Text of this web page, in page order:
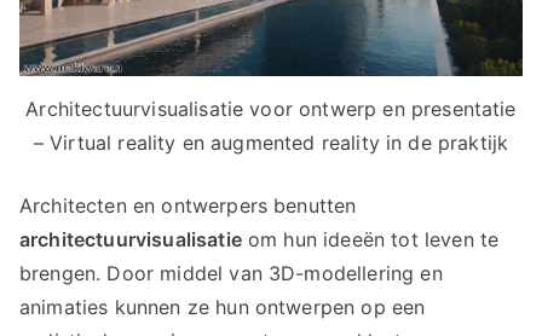
Architectuurvisualisatie voor ontwerp en presentatie
– Virtual reality en augmented reality in de praktijk
Architecten en ontwerpers benutten
architectuurvisualisatieom hun ideeën tot leven te
brengen. Door middel van 3D-modellering en
animaties kunnen ze hun ontwerpen op een